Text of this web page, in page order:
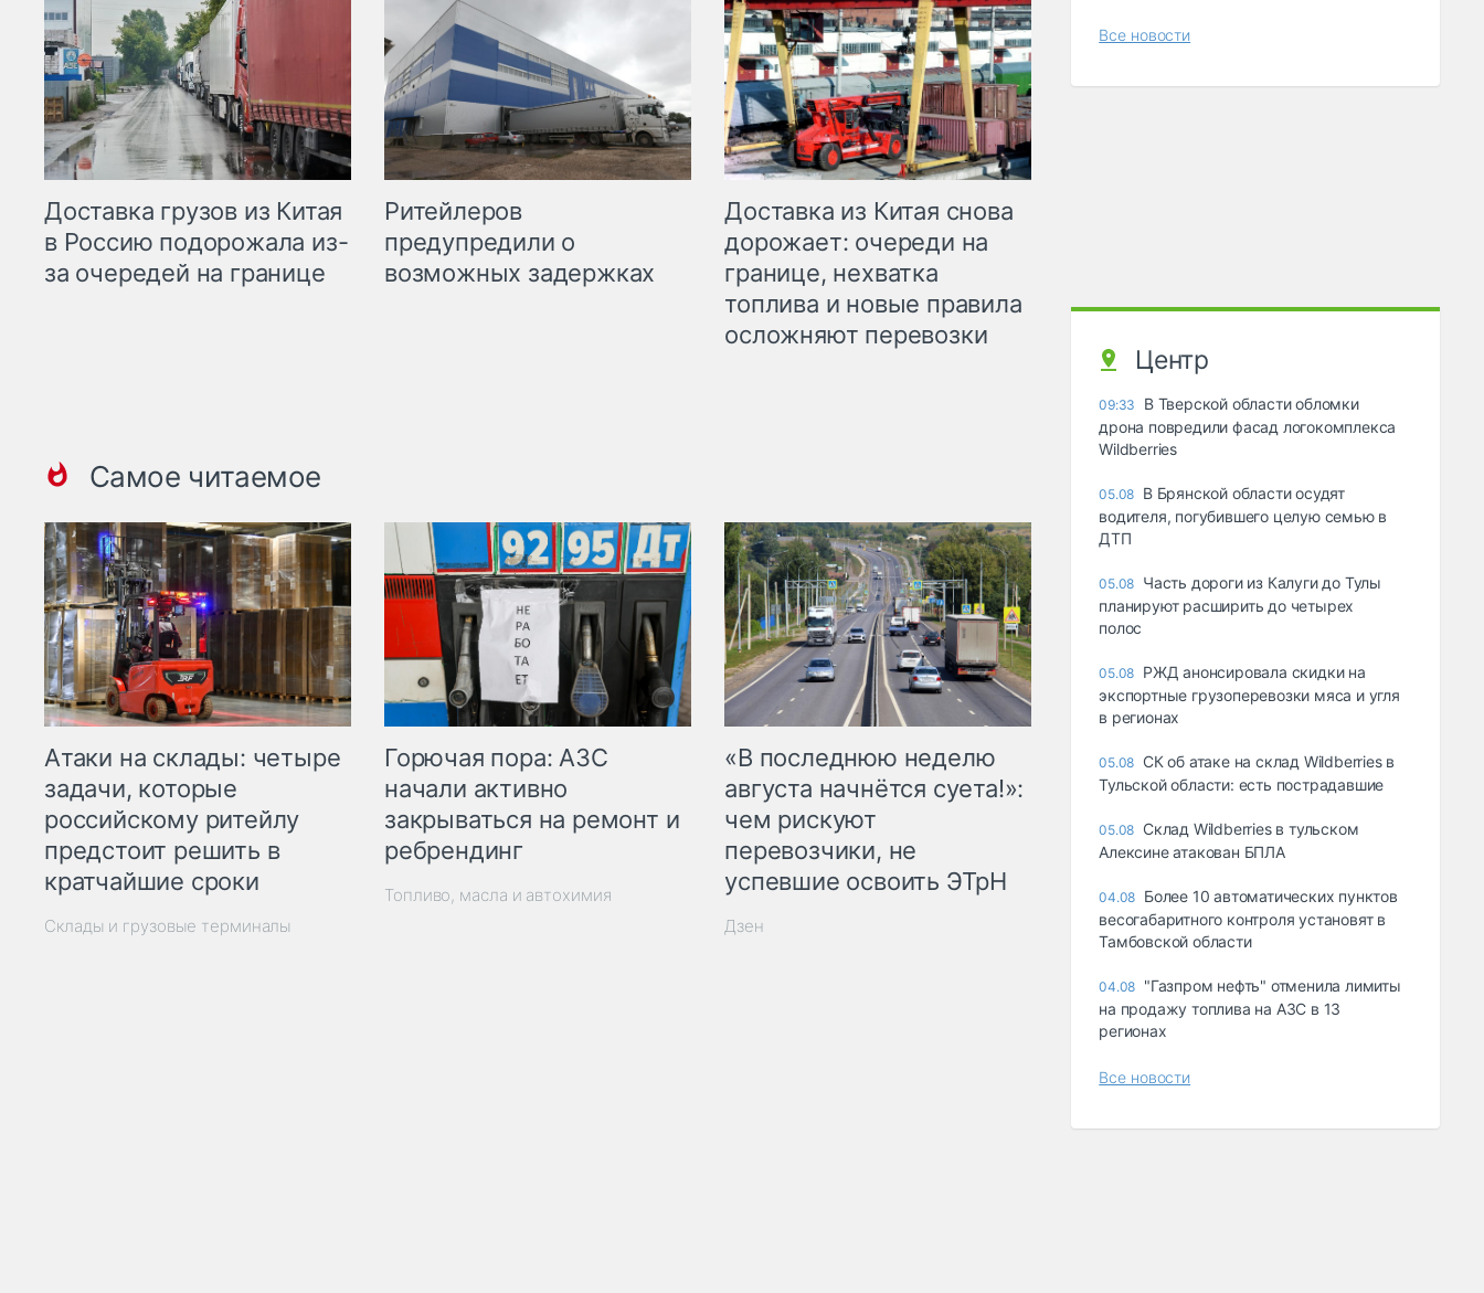
Доставка грузов из Китая
в Россию подорожала из-
за очередей на границе
Ритейлеров
предупредили о
возможных задержках
Доставка из Китая снова
дорожает: очереди на
границе, нехватка
топлива и новые правила
осложняют перевозки
Самое читаемое
Атаки на склады: четыре
задачи, которые
российскому ритейлу
предстоит решить в
кратчайшие сроки
Склады и грузовые терминалы
Горючая пора: АЗС
начали активно
закрываться на ремонт и
ребрендинг
Топливо, масла и автохимия
«В последнюю неделю
августа начнётся суета!»:
чем рискуют
перевозчики, не
успевшие освоить ЭТрН
Дзен
Все новости
Центр
09:33
В Тверской области обломки
дрона повредили фасад логокомплекса
Wildberries
05.08 В Брянской области осудят
водителя, погубившего целую семью в
ДТП
05.08 Часть дороги из Калуги до Тулы
планируют расширить до четырех
полос
05.08 РЖД анонсировала скидки на
экспортные грузоперевозки мяса и угля
в регионах
05.08 СК об атаке на склад Wildberries в
Тульской области: есть пострадавшие
05.08 Склад Wildberries в тульском
Алексине атакован БПЛА
04.08 Более 10 автоматических пунктов
весогабаритного контроля установят в
Тамбовской области
04.08 "Газпром нефть" отменила лимиты
на продажу топлива на АЗС в 13
регионах
Все новости